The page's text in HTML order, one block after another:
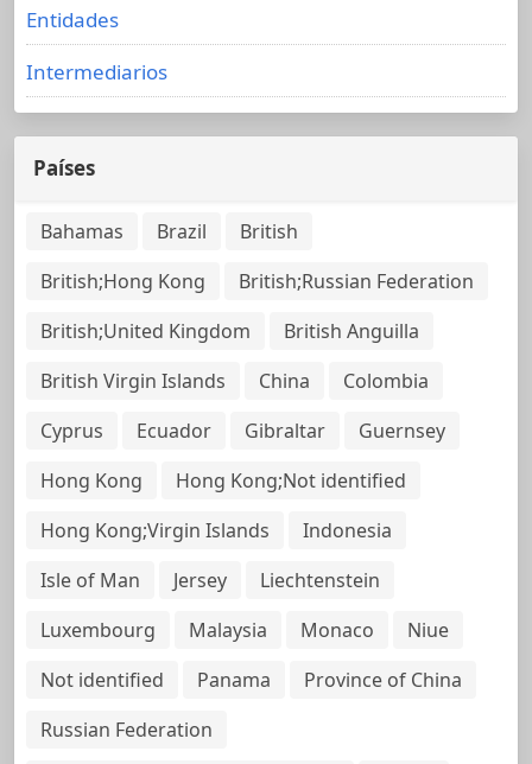
Entidades
Intermediarios
Países
Bahamas Brazil
British
British;Hong Kong
British;Russian Federation
British;United Kingdom
British Anguilla
British Virgin Islands
China
Colombia
Cyprus
Ecuador Gibraltar
Guernsey
Hong Kong
Hong Kong;Not identified
Hong Kong;Virgin Islands
Indonesia
Isle of Man
Jersey
Liechtenstein
Luxembourg
Malaysia Monaco
Niue
Not identified
Panama
Province of China
Russian Federation